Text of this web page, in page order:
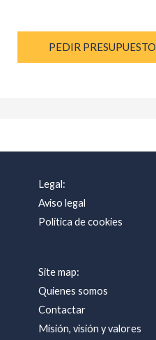
PEDIR PRESUPUESTO
Legal:
Aviso legal
Política de cookies
Site map:
Quienes somos
Contactar
Misión, visión y valores